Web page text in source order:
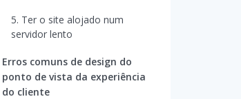
5. Ter o site alojado num
servidor lento
Erros comuns de design do
ponto de vista da experiência
do cliente